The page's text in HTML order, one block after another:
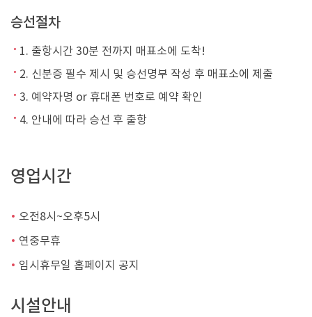
승선절차
1. 출항시간 30분 전까지 매표소에 도착!
2. 신분증 필수 제시 및 승선명부 작성 후 매표소에 제출
3. 예약자명 or 휴대폰 번호로 예약 확인
4. 안내에 따라 승선 후 출항
영업시간
오전8시~오후5시
연중무휴
임시휴무일 홈페이지 공지
시설안내